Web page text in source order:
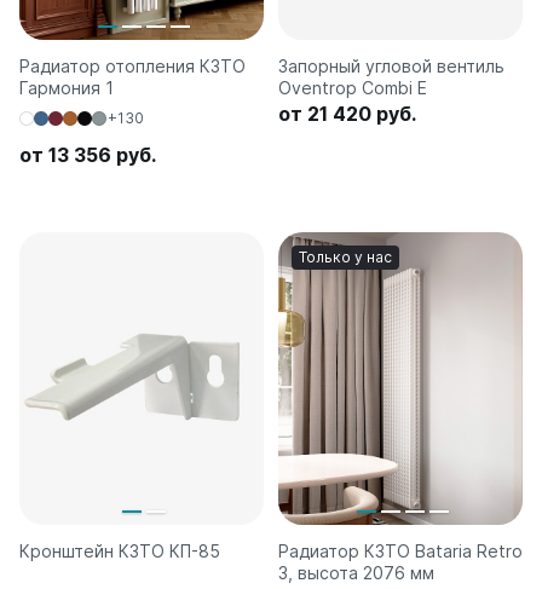
Радиатор отопления КЗТО
Гармония 1
+130
от 13 356 руб.
Запорный угловой вентиль
Oventrop Combi E
от 21 420 руб.
Кронштейн КЗТО КП-85
Только у нас
Радиатор КЗТО Bataria Retro
3, высота 2076 мм